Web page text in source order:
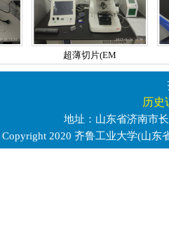
历史
地址：山东省济南市
Copyright 2020 齐鲁工业大学(山东